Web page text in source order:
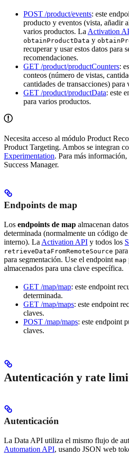
POST /product/events: este
producto y eventos (vista, añadir
varios productos. La Activation
obtainProductData y
recuperar y usar estos datos para
recomendaciones.
GET /product/productCounters:
conteos (número de vistas,
cantidades de transacciones) para
GET /product/productData: este
para varios productos.
Necesita acceso al módulo Product
Product Targeting. Ambos se integran
Experimentation. Para más
Success Manager.
Endpoints de map
Los endpoints de map almacenan
determinada (normalmente un código
interno). La Activation API y todos los
retrieveDataFromRemoteSource
para segmentación. Use el endpoint map
almacenados para una clave específica.
GET /map/map: este endpoint
determinada.
GET /map/maps: este endpoint
claves.
POST /map/maps: este endpoint
claves.
Autenticación y rate
Autenticación
La Data API utiliza el mismo flujo de
Automation API, usando JSON web